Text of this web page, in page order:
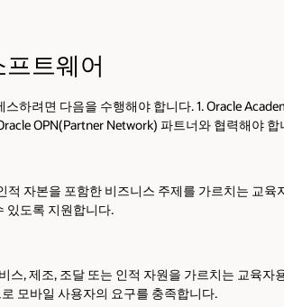
트웨어
하려면 다음을 수행해야 합니다. 1. Oracle
OPN(Partner Network) 파트너와 협력해야 합
적 자본을 포함한 비즈니스 주제를 가르치는 교
있도록 지원합니다.
스, 제조, 조달 또는 인적 자원을 가르치는 교육
모바일 사용자의 요구를 충족합니다.